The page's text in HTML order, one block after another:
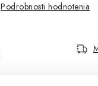
Podrobnosti hodnotenia